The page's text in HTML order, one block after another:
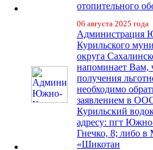
отопительного
06 августа 2025 года
Администрация
Курильского
округа
напоминает Вам,
получения
необходимо
заявлением в
Курильский
адресу: пгт
Гнечко, 8; либо
«Шикотан